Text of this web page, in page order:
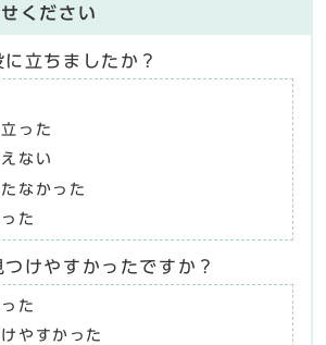
ください
立ちましたか？
った
ない
なかった
た
けやすかったですか？
た
やすかった